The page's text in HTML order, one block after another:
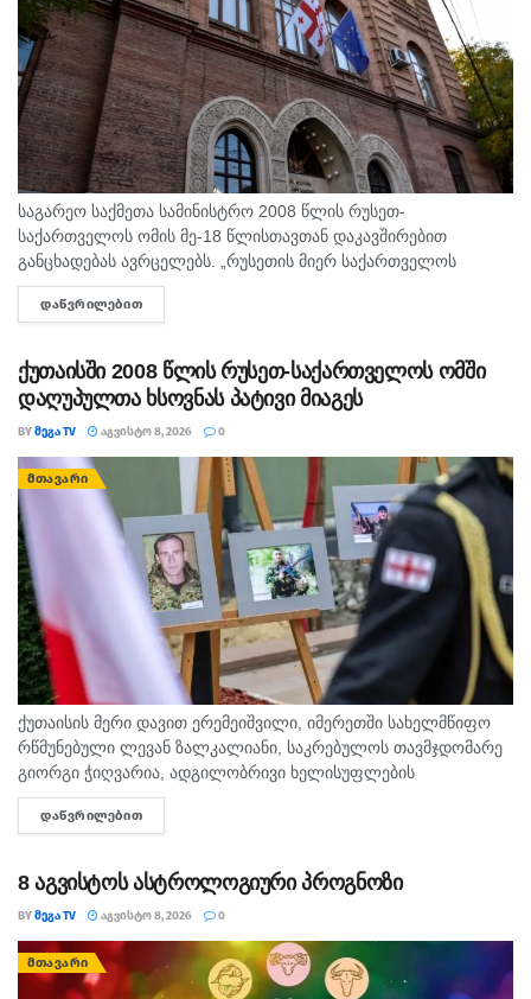
საგარეო საქმეთა სამინისტრო 2008 წლის რუსეთ-
საქართველოს ომის მე-18 წლისთავთან დაკავშირებით
განცხადებას ავრცელებს. „რუსეთის მიერ საქართველოს
წინააღმდეგ განხორციელებული სრულმასშტაბიანი სამხედრო
აგრესიიდან 18 წელი გავიდა. 2008 წლის აგვისტოში რუსეთმა,
ᲓᲐᲬᲕᲠᲘᲚᲔᲑᲘᲗ
ქუთაისში 2008 წლის რუსეთ-საქართველოს ომში
დაღუპულთა ხსოვნას პატივი მიაგეს
BYᲛᲔᲒᲐ TV ᲐᲒᲕᲘᲡᲢᲝ 8, 2026 0
ᲛᲗᲐᲕᲐᲠᲘ
ქუთაისის მერი დავით ერემეიშვილი, იმერეთში სახელმწიფო
რწმუნებული ლევან ზალკალიანი, საკრებულოს თავმჯდომარე
გიორგი ჭიღვარია, ადგილობრივი ხელისუფლების
წარმომადგენლები, ჩოხოსნები, კადეტები, გმირულად
დაღუპული ქუთაისელი მეომრების ოჯახის წევრებთან ერთად,
ᲓᲐᲬᲕᲠᲘᲚᲔᲑᲘᲗ
8 აგვისტოს ასტროლოგიური პროგნოზი
BYᲛᲔᲒᲐ TV ᲐᲒᲕᲘᲡᲢᲝ 8, 2026 0
ᲛᲗᲐᲕᲐᲠᲘ